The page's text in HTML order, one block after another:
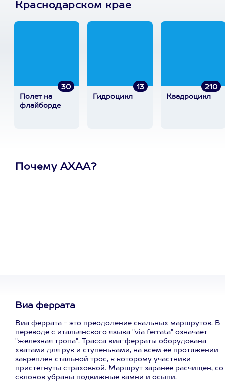
Краснодарском крае
30
Полет на
флайборде
13
Гидроцикл
210
Квадроцикл
Почему АХАА?
Виа феррата
Виа феррата - это преодоление скальных маршрутов. В
переводе с итальянского языка "via ferrata" означает
"железная тропа". Трасса виа-ферраты оборудована
хватами для рук и ступеньками, на всем ее протяжении
закреплен стальной трос, к которому участники
пристегнуты страховкой. Маршрут заранее расчищен, со
склонов убраны подвижные камни и осыпи.